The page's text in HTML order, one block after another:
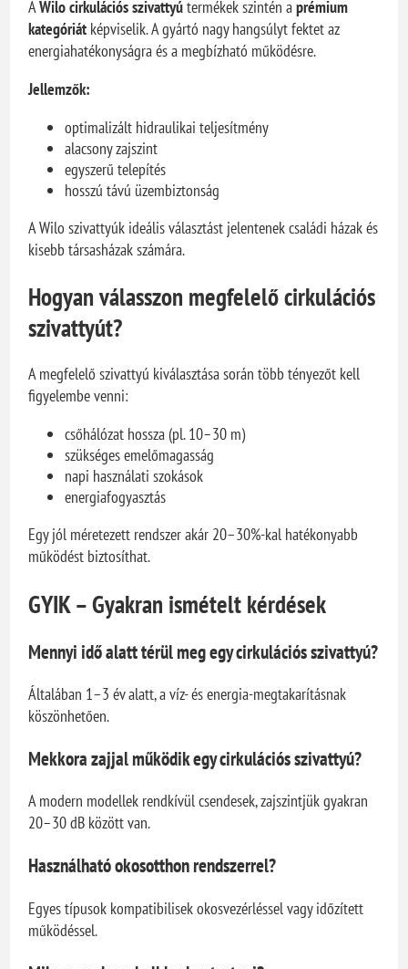
AWilo cirkulációs szivattyútermékek szintén aprémium
kategóriát képviselik. A gyártó nagy hangsúlyt fektet az
energiahatékonyságra és a megbízható működésre.
Jellemzők:
optimalizált hidraulikai teljesítmény
alacsony zajszint
egyszerű telepítés
hosszú távú üzembiztonság
A Wilo szivattyúk ideális választást jelentenek családi házak és
kisebb társasházak számára.
Hogyan válasszon megfelelő cirkulációs
szivattyút?
A megfelelő szivattyú kiválasztása során több tényezőt kell
figyelembe venni:
csőhálózat hossza (pl. 10–30 m)
szükséges emelőmagasság
napi használati szokások
energiafogyasztás
Egy jól méretezett rendszer akár 20–30%-kal hatékonyabb
működést biztosíthat.
GYIK – Gyakran ismételt kérdések
Mennyi idő alatt térül meg egy cirkulációs szivattyú?
Általában 1–3 év alatt, a víz- és energia-megtakarításnak
köszönhetően.
Mekkora zajjal működik egy cirkulációs szivattyú?
A modern modellek rendkívül csendesek, zajszintjük gyakran
20–30 dB között van.
Használható okosotthon rendszerrel?
Egyes típusok kompatibilisek okosvezérléssel vagy időzített
működéssel.